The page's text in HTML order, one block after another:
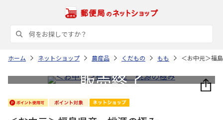
ホーム ネットショップ 農産品 くだもの もも ＜お中元＞福